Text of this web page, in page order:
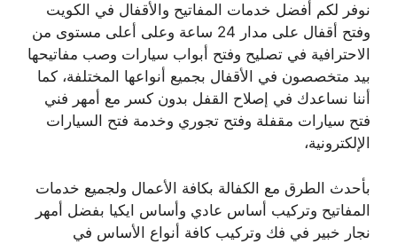
نوفر لكم أفضل خدمات المفاتيح والأقفال في الكويت
وفتح أقفال على مدار 24 ساعة وعلى أعلى مستوى من
الاحترافية في تصليح وفتح أبواب سيارات وصب مفاتيحها
بيد متخصصون في الأقفال بجميع أنواعها المختلفة، كما
أننا نساعدك في إصلاح القفل بدون كسر مع أمهر فني
فتح سيارات مقفلة وفتح تجوري وخدمة فتح السيارات
الإلكترونية،
بأحدث الطرق مع الكفالة بكافة الأعمال ولجميع خدمات
المفاتيح وتركيب أساس عادي وأساس ايكيا بفضل أمهر
نجار خبير في فك وتركيب كافة أنواع الأساس في